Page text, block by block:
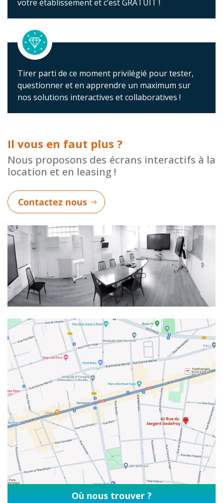
votre établissement et c’est GRATUIT !
Tirer parti de ce moment privilégié pour tester,
questionner et en apprendre un maximum sur
nos solutions interactives et collaboratives !
Il vous en faut plus ?
Nous proposons des écrans interactifs à la
location et en leasing !
Contactez nous
Où nous trouver ?